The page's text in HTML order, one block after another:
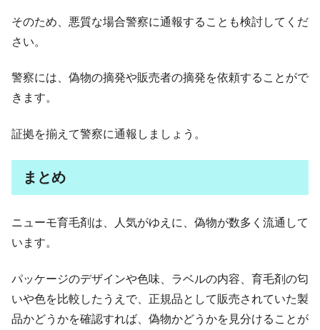
そのため、悪質な場合警察に通報することも検討してくだ
さい。
警察には、偽物の摘発や販売者の摘発を依頼することがで
きます。
証拠を揃えて警察に通報しましょう。
まとめ
ニューモ育毛剤は、人気がゆえに、偽物が数多く流通して
います。
パッケージのデザインや色味、ラベルの内容、育毛剤の匂
いや色を比較したうえで、正規品として販売されていた製
品かどうかを確認すれば、偽物かどうかを見分けることが